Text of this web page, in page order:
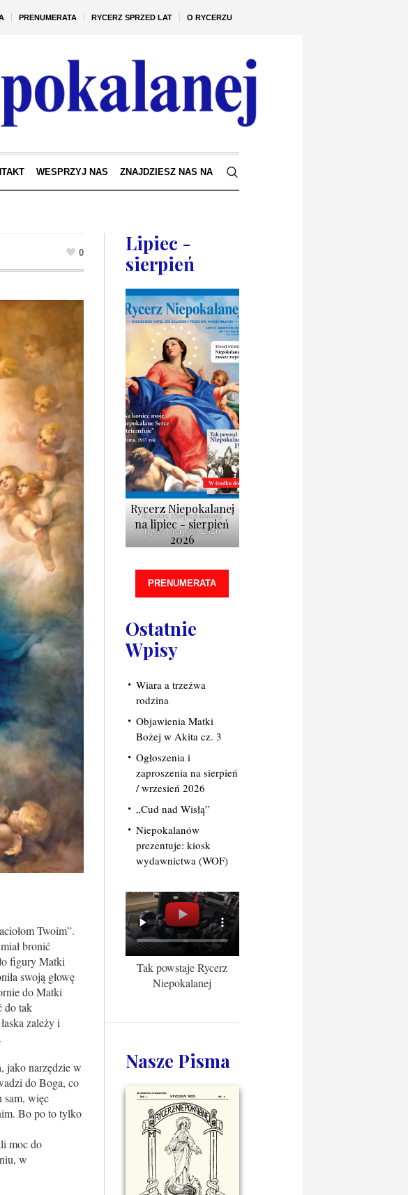
PRENUMERATA RYCERZ SPRZED LAT O RYCERZU
WESPRZYJ NAS ZNAJDZIESZ NAS NA
0
Twoim”.
bronić
figury Matki
swoją głowę
do Matki
do tak
zależy i
jako narzędzie w
do Boga, co
sam, więc
Bo po to tylko
moc do
w
Lipiec -
sierpień
Rycerz Niepokalanej
lipiec-sierpień 2026
Rycerz Niepokalanej
na lipiec - sierpień
2026
PRENUMERATA
Ostatnie
Wpisy
Wiara a trzeźwa
rodzina
Objawienia Matki
Bożej w Akita cz. 3
Ogłoszenia i
zaproszenia na sierpień
/ wrzesień 2026
„Cud nad Wisłą”
Niepokalanów
prezentuje: kiosk
wydawnictwa (WOF)
Tak powstaje Rycerz
Niepokalanej
Nasze Pisma